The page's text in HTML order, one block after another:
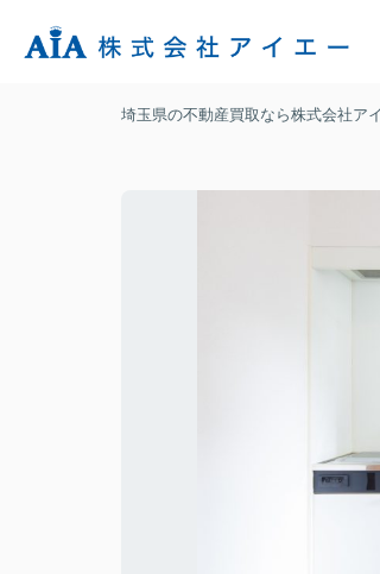
埼玉県の不動産買取なら株式会社ア